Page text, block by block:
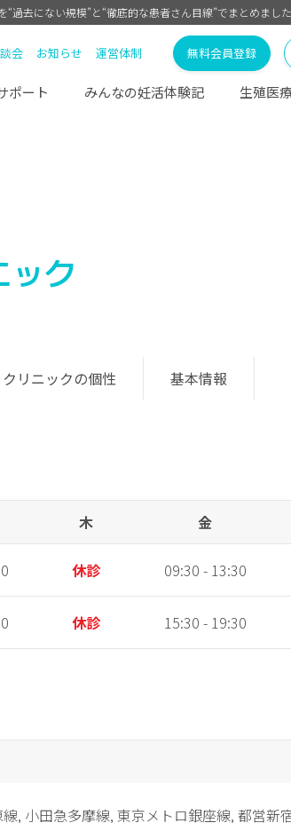
過去にない規模”と“徹底的な患者さん目線”でまとめました
会 お知らせ 運営体制 無料会員登録
ポート みんなの妊活体験記 生殖医
ック
クリニックの個性 基本情報
木 金
休診 09:30 - 13:30
休診 15:30 - 19:30
, 小田急多摩線, 東京メトロ銀座線, 都営新